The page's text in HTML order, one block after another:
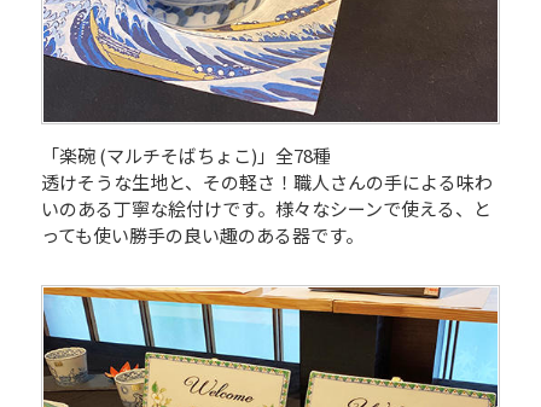
「楽碗 (マルチそばちょこ)」全78種
透けそうな生地と、その軽さ！職人さんの手による味わ
いのある丁寧な絵付けです。様々なシーンで使える、と
っても使い勝手の良い趣のある器です。